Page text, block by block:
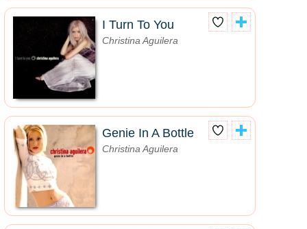
I Turn To You
Christina Aguilera
Genie In A Bottle
Christina Aguilera